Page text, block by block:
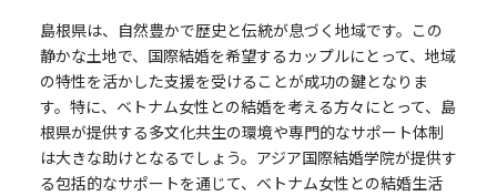
島根県は、自然豊かで歴史と伝統が息づく地域です。この
静かな土地で、国際結婚を希望するカップルにとって、地域
の特性を活かした支援を受けることが成功の鍵となりま
す。特に、ベトナム女性との結婚を考える方々にとって、島
根県が提供する多文化共生の環境や専門的なサポート体制
は大きな助けとなるでしょう。アジア国際結婚学院が提供す
る包括的なサポートを通じて、ベトナム女性との結婚生活